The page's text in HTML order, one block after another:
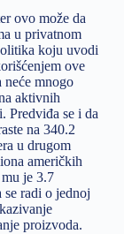
ovo može da
u privatnom
koju uvodi
ove
neće mnogo
aktivnih
Predviđa se i da
na 340.2
u drugom
američkih
je 3.7
radi o jednoj
proizvoda.